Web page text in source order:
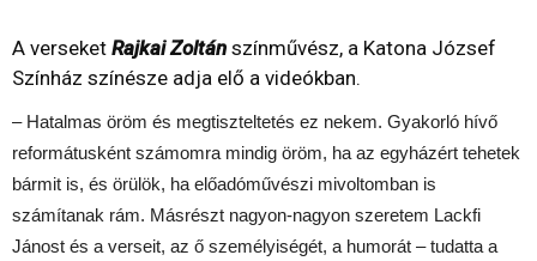
A verseket Rajkai Zoltán színművész, a Katona József
Színház színésze adja elő a videókban.
– Hatalmas öröm és megtiszteltetés ez nekem. Gyakorló hívő
reformátusként számomra mindig öröm, ha az egyházért tehetek
bármit is, és örülök, ha előadóművészi mivoltomban is
számítanak rám. Másrészt nagyon-nagyon szeretem Lackfi
Jánost és a verseit, az ő személyiségét, a humorát – tudatta a